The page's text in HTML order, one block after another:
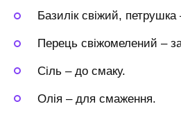
Базилік свіжий, петрушка
Перець свіжомелений –
Сіль – до смаку.
Олія – для смаження.